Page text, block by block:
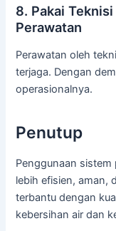
8. Pakai
Perawatan
Perawatan oleh
terjaga. Dengan
operasionalnya.
Penutup
Penggunaan sistem
lebih efisien, aman,
terbantu dengan
kebersihan air dan